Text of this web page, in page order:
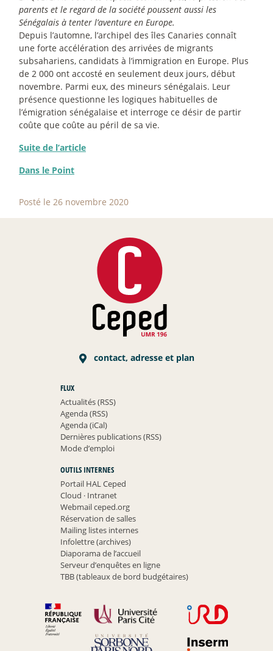
parents et le regard de la société poussent aussi les
Sénégalais à tenter l’aventure en Europe.
Depuis l’automne, l’archipel des îles Canaries connaît
une forte accélération des arrivées de migrants
subsahariens, candidats à l’immigration en Europe. Plus
de 2 000 ont accosté en seulement deux jours, début
novembre. Parmi eux, des mineurs sénégalais. Leur
présence questionne les logiques habituelles de
l’émigration sénégalaise et interroge ce désir de partir
coûte que coûte au péril de sa vie.
Suite de l’article
Dans le Point
Posté le 26 novembre 2020
contact, adresse et plan
FLUX
Actualités (RSS)
Agenda (RSS)
Agenda (iCal)
Dernières publications (RSS)
Mode d’emploi
OUTILS INTERNES
Portail HAL Ceped
Cloud ·Intranet
Webmail ceped.org
Réservation de salles
Mailing listes internes
Infolettre (archives)
Diaporama de l’accueil
Serveur d’enquêtes en ligne
TBB (tableaux de bord budgétaires)